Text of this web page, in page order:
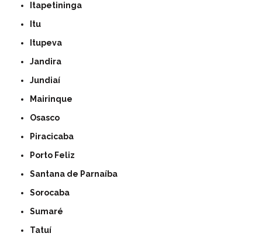
Itapetininga
Itu
Itupeva
Jandira
Jundiaí
Mairinque
Osasco
Piracicaba
Porto Feliz
Santana de Parnaíba
Sorocaba
Sumaré
Tatuí